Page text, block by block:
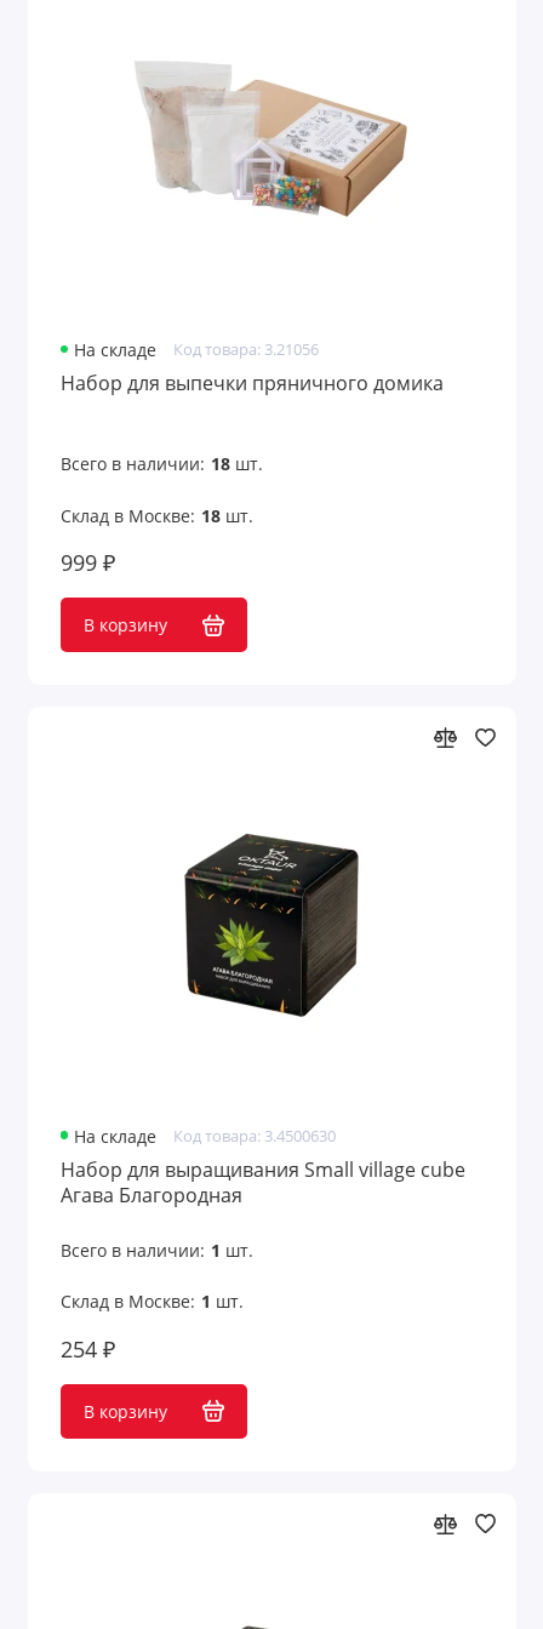
Настольные аксессуары
Обложки для документов
Открытки
Очки
Переходники для техники
Пикник и отдых на природе
Пляжные мячи
Пляжный отдых
Погодные станции
Подарки автомобилисту
Подарки детям
Подарки для дачи
На складе Код товара: 3.21056
Набор для выпечки пряничного домика
Всего в наличии: 18шт.
Склад в Москве: 18шт.
999 ₽
В корзину
На складе Код товара: 3.4500630
Набор для выращивания Small village cube
Агава Благородная
Всего в наличии: 1 шт.
Склад в Москве: 1 шт.
254 ₽
В корзину